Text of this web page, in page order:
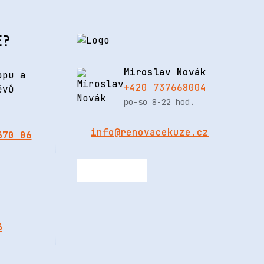
a
06
Miroslav Novák
+420 737668004
po-so 8-22 hod.
info@renovacekuze.cz